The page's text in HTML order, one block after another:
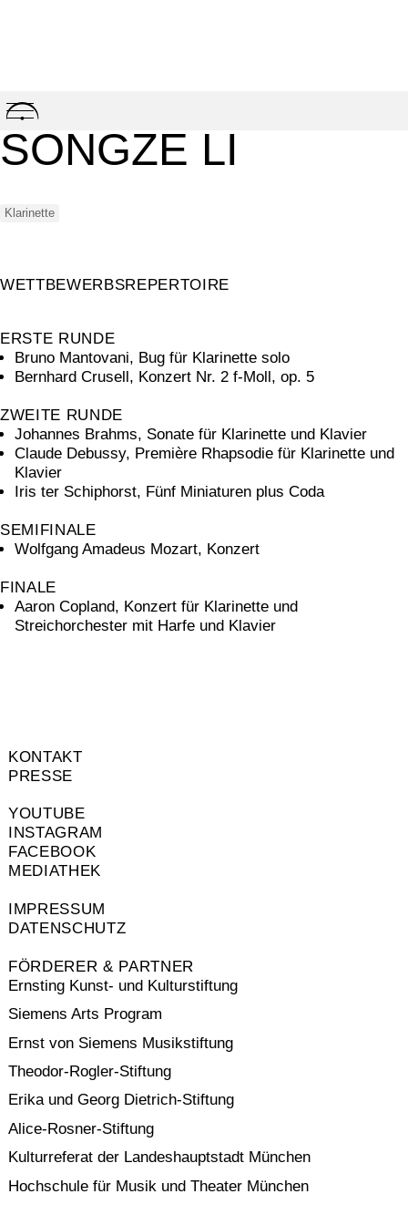
Skip
to
content
SONGZE LI
Klarinette
WETTBEWERBSREPERTOIRE
ERSTE RUNDE
Bruno Mantovani, Bug für Klarinette solo
Bernhard Crusell, Konzert Nr. 2 f-Moll, op. 5
ZWEITE RUNDE
Johannes Brahms, Sonate für Klarinette und Klavier
Claude Debussy, Première Rhapsodie für Klarinette und
Klavier
Iris ter Schiphorst, Fünf Miniaturen plus Coda
SEMIFINALE
Wolfgang Amadeus Mozart, Konzert
FINALE
Aaron Copland, Konzert für Klarinette und
Streichorchester mit Harfe und Klavier
KONTAKT
PRESSE
YOUTUBE
INSTAGRAM
FACEBOOK
MEDIATHEK
IMPRESSUM
DATENSCHUTZ
FÖRDERER & PARTNER
Ernsting Kunst- und Kulturstiftung
Siemens Arts Program
Ernst von Siemens Musikstiftung
Theodor-Rogler-Stiftung
Erika und Georg Dietrich-Stiftung
Alice-Rosner-Stiftung
Kulturreferat der Landeshauptstadt München
Hochschule für Musik und Theater München